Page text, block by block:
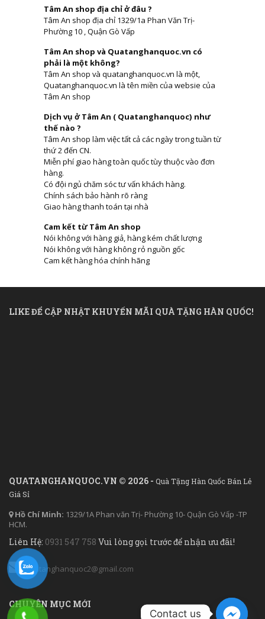
Tâm An shop địa chỉ ở đâu ?
Tâm An shop địa chỉ 1329/1a Phan Văn Trị-
Phường 10 , Quận Gò Vấp
Tâm An shop và Quatanghanquoc.vn có
phải là một không?
Tâm An shop và quatanghanquoc.vn là một,
Quatanghanquoc.vn là tên miền của websie của
Tâm An shop
Dịch vụ ở Tâm An ( Quatanghanquoc) như
thế nào ?
Tâm An shop làm việc tất cả các ngày trong tuần từ
thứ 2 đến CN.
Miễn phí giao hàng toàn quốc tùy thuộc vào đơn
hàng.
Có đội ngủ chăm sóc tư vấn khách hàng.
Chính sách bảo hành rõ ràng
Giao hàng thanh toán tại nhà
Cam kết từ Tâm An shop
Nói không với hàng giả, hàng kém chất lượng
Nói không với hàng không rỏ nguồn gốc
Cam kết hàng hóa chính hãng
LIKE ĐỂ CẬP NHẬT KHUYẾN MÃI QUÀ TẶNG HÀN QUỐC!
QUATANGHANQUOC.VN © 2026 - Quà Tặng Hàn Quốc Bán Lẻ
Giá Sỉ
Hồ Chí Minh: 1329/1A Phan văn Trị- Phường 10- Quận Gò Vấp -TP
HCM.
Liên Hệ: 0931 547 758 Vui lòng gọi trước để nhận ưu đãi!
quatanghanquoc2@gmail.com
CHUYÊN MỤC MỚI
Contact us